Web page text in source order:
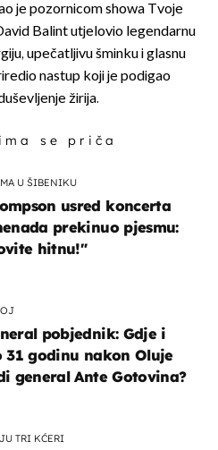
je pozornicom showa Tvoje
Balint utjelovio legendarnu
upečatljivu šminku i glasnu
nastup koji je podigao
žirija.
se priča
U ŠIBENIKU
usred koncerta
prekinuo pjesmu:
hitnu!"
pobjednik: Gdje i
31 godinu nakon Oluje
general Ante Gotovina?
TRI KĆERI